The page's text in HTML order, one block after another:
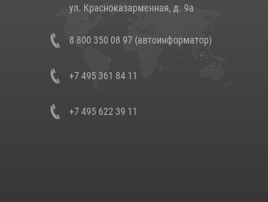
ул. Красноказарменная, д. 9а
8 800 350 08 97 (автоинформатор)
+7 495 361 84 11
+7 495 622 39 11